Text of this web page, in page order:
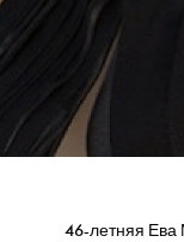
46-летняя Ева